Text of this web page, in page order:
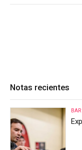
Notas recientes
BAR